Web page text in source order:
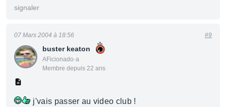
signaler
buster keaton
AFicionado·a
Membre depuis 22 ans
07 Mars 2004 à 18:56 #9
j'vais passer au video club !